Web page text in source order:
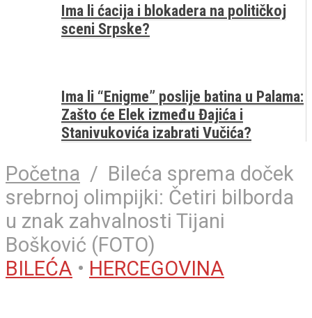
Ima li ćacija i blokadera na političkoj
sceni Srpske?
Ima li “Enigme” poslije batina u Palama:
Zašto će Elek između Đajića i
Stanivukovića izabrati Vučića?
Početna / Bileća sprema doček
srebrnoj olimpijki: Četiri bilborda
u znak zahvalnosti Tijani
Bošković (FOTO)
BILEĆA • HERCEGOVINA